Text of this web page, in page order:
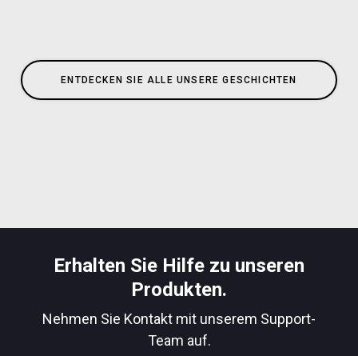
ENTDECKEN SIE ALLE UNSERE GESCHICHTEN
Erhalten Sie Hilfe zu unseren
Produkten.
Nehmen Sie Kontakt mit unserem Support-
Team auf.